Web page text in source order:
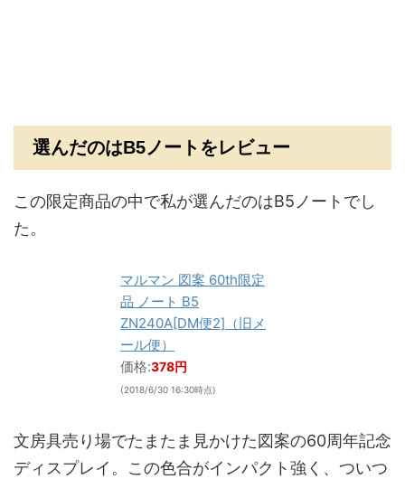
選んだのはB5ノートをレビュー
この限定商品の中で私が選んだのはB5ノートでし
た。
マルマン 図案 60th限定
品 ノート B5
ZN240A[DM便2]（旧メ
ール便）
価格:378円
(2018/6/30 16:30時点)
文房具売り場でたまたま見かけた図案の60周年記念
ディスプレイ。この色合がインパクト強く、ついつ